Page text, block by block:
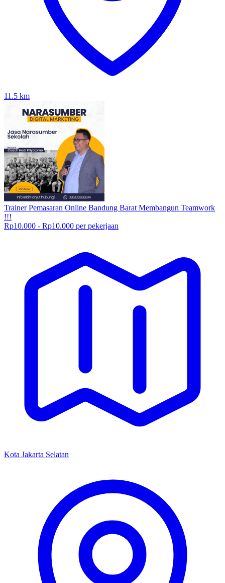
11.5 km
Trainer Pemasaran Online Bandung Barat Membangun Teamwork
!!!
Rp10.000 - Rp10.000 per pekerjaan
Kota Jakarta Selatan